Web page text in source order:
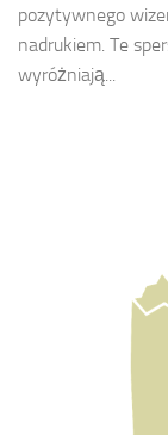
pozytywnego
nadrukiem. Te
wyróżniają...